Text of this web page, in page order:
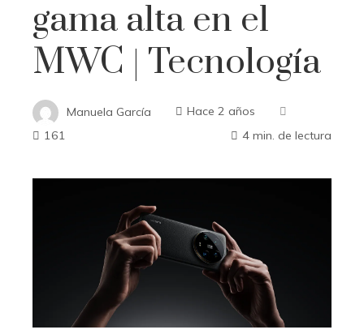
gama alta en el
MWC | Tecnología
Manuela García
Hace 2 años
161
4 min. de lectura